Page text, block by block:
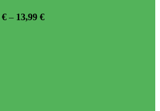
€ – 13,99 €